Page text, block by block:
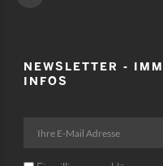
NEWSLETTER -
INFOS